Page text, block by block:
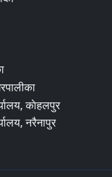
काेहलपुर
नरैनापुर